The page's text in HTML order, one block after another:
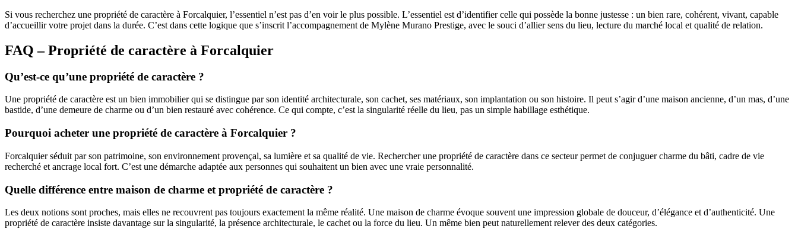
Si vous recherchez une propriété de caractère à Forcalquier, l’essentiel n’est pas d’en voir le plus possible. L’essentiel est d’identifier celle qui possède la bonne justesse : un bien rare, cohérent, vivant, capable
d’accueillir votre projet dans la durée. C’est dans cette logique que s’inscrit l’accompagnement de Mylène Murano Prestige, avec le souci d’allier sens du lieu, lecture du marché local et qualité de relation.
FAQ – Propriété de caractère à Forcalquier
Qu’est-ce qu’une propriété de caractère ?
Une propriété de caractère est un bien immobilier qui se distingue par son identité architecturale, son cachet, ses matériaux, son implantation ou son histoire. Il peut s’agir d’une maison ancienne, d’un mas, d’une
bastide, d’une demeure de charme ou d’un bien restauré avec cohérence. Ce qui compte, c’est la singularité réelle du lieu, pas un simple habillage esthétique.
Pourquoi acheter une propriété de caractère à Forcalquier ?
Forcalquier séduit par son patrimoine, son environnement provençal, sa lumière et sa qualité de vie. Rechercher une propriété de caractère dans ce secteur permet de conjuguer charme du bâti, cadre de vie
recherché et ancrage local fort. C’est une démarche adaptée aux personnes qui souhaitent un bien avec une vraie personnalité.
Quelle différence entre maison de charme et propriété de caractère ?
Les deux notions sont proches, mais elles ne recouvrent pas toujours exactement la même réalité. Une maison de charme évoque souvent une impression globale de douceur, d’élégance et d’authenticité. Une
propriété de caractère insiste davantage sur la singularité, la présence architecturale, le cachet ou la force du lieu. Un même bien peut naturellement relever des deux catégories.